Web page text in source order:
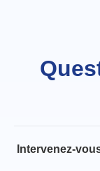
Intervenez-